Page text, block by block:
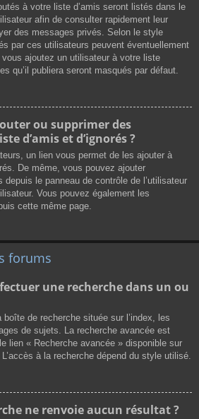
à votre liste d’amis seront listés dans le
afin de consulter rapidement leur
des messages privés. Selon le style
par ces utilisateurs peuvent éventuellement
ajoutez un utilisateur à votre liste
qu’il publiera seront masqués par défaut.
ou supprimer des
d’amis et d’ignorés ?
un lien vous permet de les ajouter à
De même, vous pouvez ajouter
le panneau de contrôle de l’utilisateur
Vous pouvez également les
cette même page.
forums
une recherche dans un ou
de recherche située sur l’index, les
de sujets. La recherche avancée est
lien « Recherche avancée » disponible sur
à la recherche dépend du style utilisé.
ne renvoie aucun résultat ?